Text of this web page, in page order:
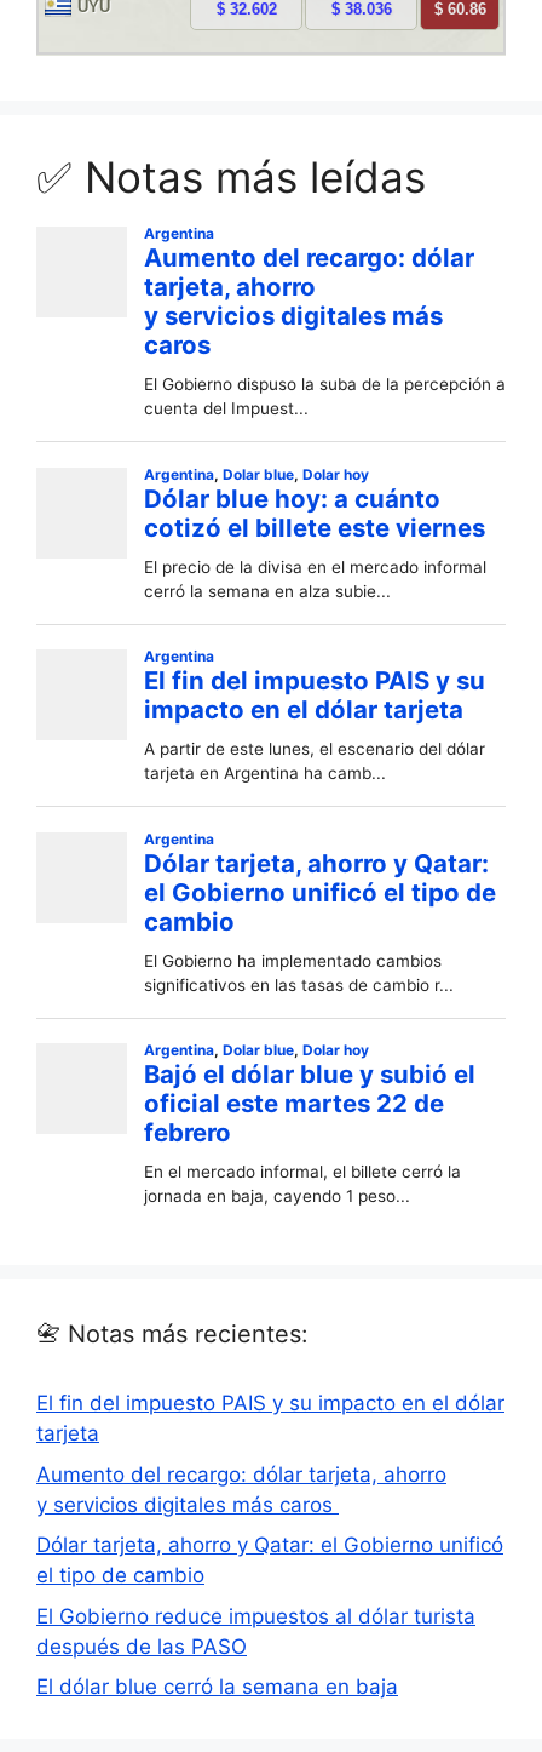
✅ Notas más leídas
📇 Notas más recientes:
El fin del impuesto PAIS y su impacto en el dólar
tarjeta
Aumento del recargo: dólar tarjeta, ahorro
y servicios digitales más caros
Dólar tarjeta, ahorro y Qatar: el Gobierno unificó
el tipo de cambio
El Gobierno reduce impuestos al dólar turista
después de las PASO
El dólar blue cerró la semana en baja